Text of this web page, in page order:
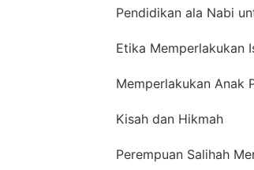
Pendidikan ala Nabi
Etika Memperlakukan
Memperlakukan Anak
Kisah dan Hikmah
Perempuan Salihah